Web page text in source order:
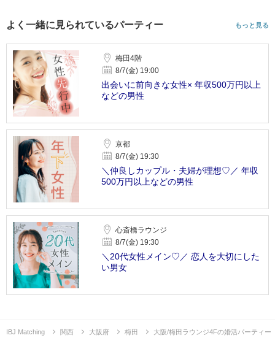
よく一緒に見られているパーティー もっと見る
梅田4階
8/7(金) 19:00
出会いに前向きな女性× 年収500万円以上
などの男性
京都
8/7(金) 19:30
＼仲良しカップル・夫婦が理想♡／ 年収
500万円以上などの男性
心斎橋ラウンジ
8/7(金) 19:30
＼20代女性メイン♡／ 恋人を大切にした
い男女
IBJ Matching 関西 大阪府 梅田 大阪/梅田ラウンジ4Fの婚活パーティー